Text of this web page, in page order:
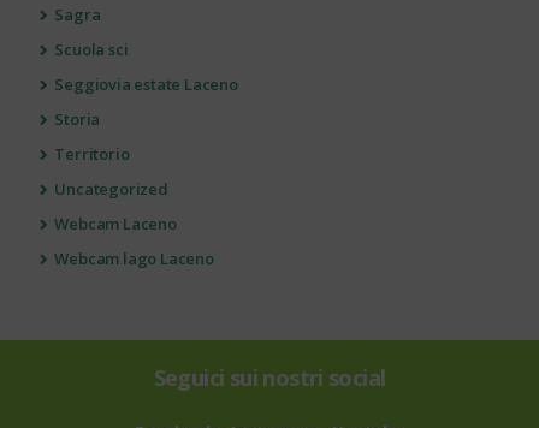
Sagra
Scuola sci
Seggiovia estate Laceno
Storia
Territorio
Uncategorized
Webcam Laceno
Webcam lago Laceno
Seguici sui nostri social